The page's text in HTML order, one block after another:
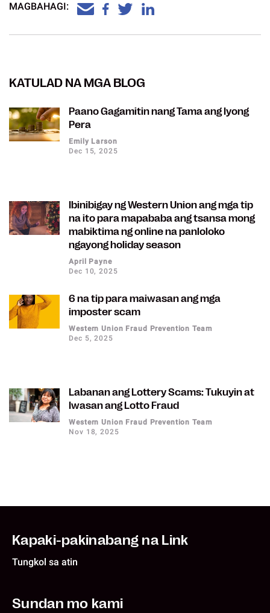
MAGBAHAGI:
KATULAD NA MGA BLOG
Paano Gagamitin nang Tama ang Iyong
Pera
Emily Larson
Dec 15, 2025
Ibinibigay ng Western Union ang mga tip
na ito para mapababa ang tsansa mong
mabiktima ng online na panloloko
ngayong holiday season
April Payne
Dec 10, 2025
6 na tip para maiwasan ang mga
imposter scam
Western Union Fraud Prevention Team
Dec 5, 2025
Labanan ang Lottery Scams: Tukuyin at
Iwasan ang Lotto Fraud
Western Union Fraud Prevention Team
Nov 18, 2025
Kapaki-pakinabang na Link
Tungkol sa atin
Sundan mo kami